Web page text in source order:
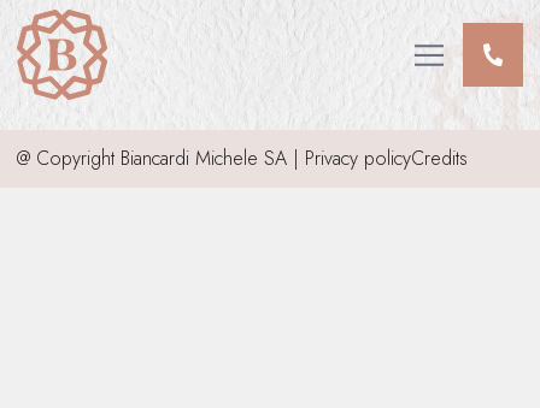
Open main
CHI SIAMO
SERVIZI
INFORMAZIONI DEFUNTI
INVIA CONDOGLIANZE
CONTATTI
@ Copyright Biancardi Michele SA | Privacy policyCredits